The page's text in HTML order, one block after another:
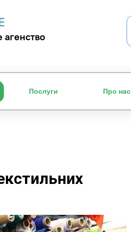
агенство
Послуги Про нас